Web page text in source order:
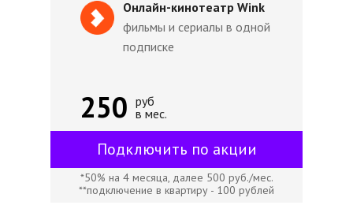
250
*50% на 4 месяца, далее 500 руб./мес.
**подключение в квартиру - 100 рублей
руб
в мес.
Онлайн-кинотеатр Wink
фильмы и сериалы в одной
подписке
Подключить по акции